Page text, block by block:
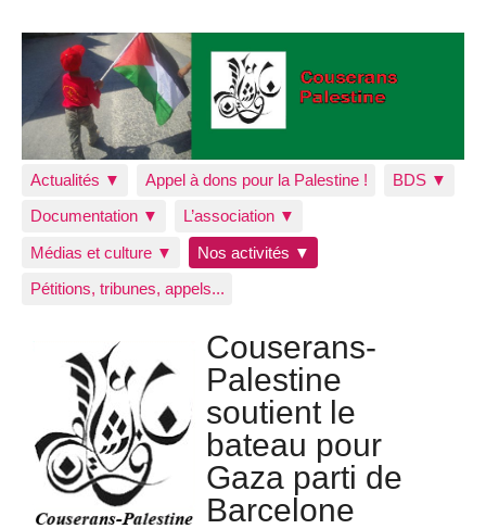
Actualités ▼ Appel à dons pour la Palestine !
BDS ▼
Documentation ▼
L’association ▼
Médias et culture ▼
Nos activités ▼
Pétitions, tribunes, appels...
Couserans-
Palestine
soutient le
bateau pour
Gaza parti de
Barcelone